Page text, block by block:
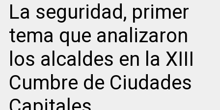
La seguridad, primer
tema que analizaron
los alcaldes en la XIII
Cumbre de Ciudades